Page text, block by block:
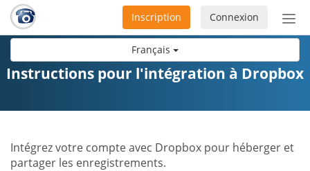
Français
ou
la
Connexion
Inscription
Instructions pour l'intégration à Dropbox
Intégrez votre compte avec Dropbox pour héberger et
partager les enregistrements.